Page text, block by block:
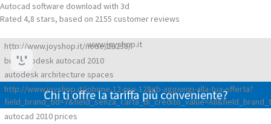
Autocad software download with 3d
Rated 4,8 stars, based on 2155 customer reviews
http://www.joyshop.it/node/28238/
buy autodesk autocad 2010
autodesk architecture spaces
http://www.joyshop.it/iphone-12-pro-128gb-aggiungi-alla-tua-offerta?
autocad 2010 prices
www.joyshop.it